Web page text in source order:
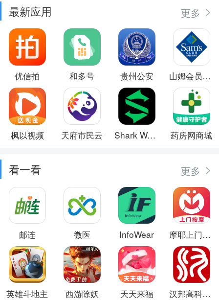
最新应用 更多
优信拍 和多号 贵州公安 山姆会员商店
枫以视频 天府市民云 Shark Wear 药房网商城
看一看 更多
邮连 微医 InfoWear 摩耶上门按摩
英雄斗地主 西游除妖 天天来福 汉邦高科彩虹云